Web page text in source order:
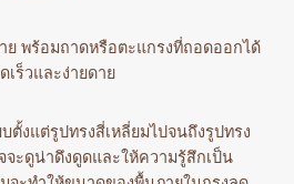
ย พร้อมถาดหรือตะแกรงที่ถอดออกได้
เร็วและง่ายดาย
ตั้งแต่รูปทรงสี่เหลี่ยมไปจนถึงรูปทรง
จะดูน่าดึงดูดและให้ความรู้สึกเป็น